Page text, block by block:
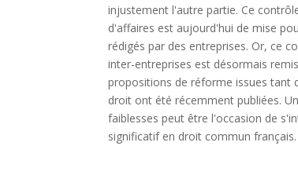
injustement l'autre partie. Ce
d'affaires est aujourd'hui de mise
rédigés par des entreprises. Or, ce
inter-entreprises est désormais
propositions de réforme issues tant
droit ont été récemment publiées.
faiblesses peut être l'occasion de
significatif en droit commun français.